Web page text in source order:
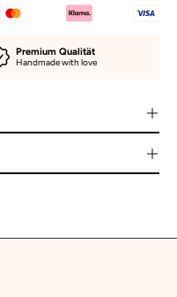
Premium Qualität
Handmade with love